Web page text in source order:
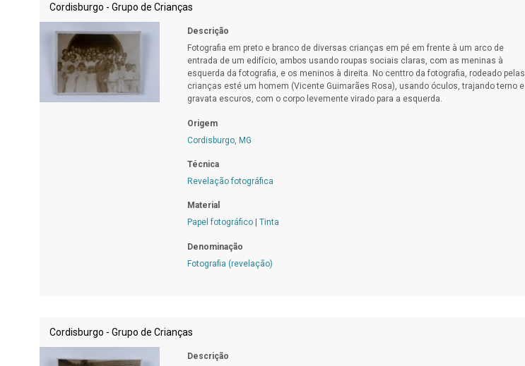
Cordisburgo - Grupo de Crianças
Descrição
Fotografia em preto e branco de diversas crianças em pé em frente à um arco de
entrada de um edifício, ambos usando roupas sociais claras, com as meninas à
esquerda da fotografia, e os meninos à direita. No centtro da fotografia, rodeado pelas
crianças esté um homem (Vicente Guimarães Rosa), usando óculos, trajando terno e
gravata escuros, com o corpo levemente virado para a esquerda.
Origem
Cordisburgo, MG
Técnica
Revelação fotográfica
Material
Papel fotográfico
Tinta
Denominação
Fotografia (revelação)
Cordisburgo - Grupo de Crianças
Descrição